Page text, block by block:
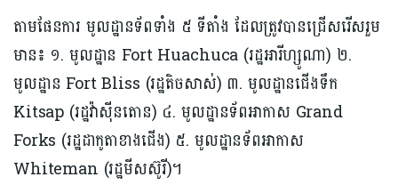
តាមផែនការ មូលដ្ឋានទ័ពទាំង ៥ ទីតាំង ដែលត្រូវបានជ្រើសរើសរួម
មាន៖ ១. មូលដ្ឋាន Fort Huachuca (រដ្ឋអារីហ្សូណា) ២.
មូលដ្ឋាន Fort Bliss (រដ្ឋតិចសាស់) ៣. មូលដ្ឋានជើងទឹក
Kitsap (រដ្ឋវ៉ាស៊ីនតោន) ៤. មូលដ្ឋានទ័ពអាកាស Grand
Forks (រដ្ឋដាកូតាខាងជើង) ៥. មូលដ្ឋានទ័ពអាកាស
Whiteman (រដ្ឋមីសស៊ូរី)។